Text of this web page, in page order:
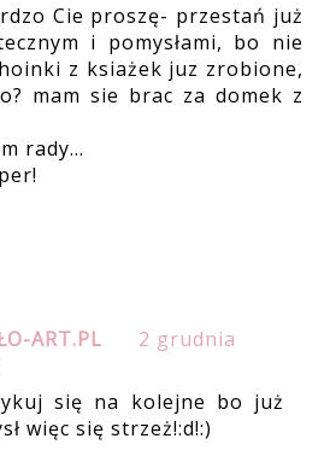
Cie proszę- przestań już
i pomysłami, bo nie
z ksiażek juz zrobione,
mam sie brac za domek z
rady...
ART.PL
2 grudnia
się na kolejne bo już
więc się strzeż!:d!:)